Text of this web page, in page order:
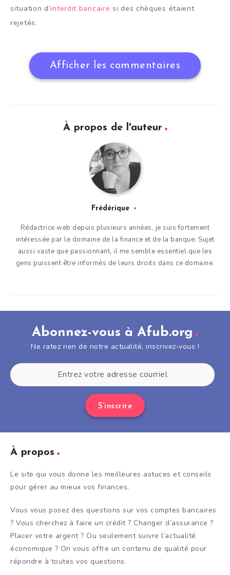
situation d’interdit bancaire si des chèques étaient
rejetés.
Afficher les commentaires
À propos de l'auteur
Frédérique
Rédactrice web depuis plusieurs années, je suis fortement
intéressée par le domaine de la finance et de la banque. Sujet
aussi vaste que passionnant, il me semble essentiel que les
gens puissent être informés de leurs droits dans ce domaine.
Abonnez-vous à Afub.org
Ne ratez rien de notre actualité, inscrivez-vous !
S’inscrire
À propos
Le site qui vous donne les meilleures astuces et conseils
pour gérer au mieux vos finances.
Vous vous posez des questions sur vos comptes bancaires
? Vous cherchez à faire un crédit ? Changer d’assurance ?
Placer votre argent ? Ou seulement suivre l’actualité
économique ? On vous offre un contenu de qualité pour
répondre à toutes vos questions.